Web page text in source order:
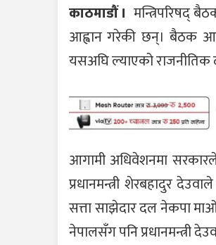
काठमाडौं । मन्त्रिपरिषद्
आह्वान गरेकी छन्। बैठक
यसअघि ल्याएको राजनीतिक
आगामी अधिवेशनमा
प्रधानमन्त्री शेरबहादुर
सत्ता साझेदार दल नेकपा
नेपालसँग पनि प्रधानमन्त्री